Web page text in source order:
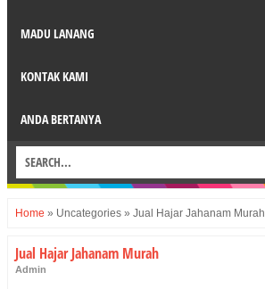
MADU LANANG
KONTAK KAMI
ANDA BERTANYA
Home » Uncategories » Jual Hajar Jahanam Murah
Jual Hajar Jahanam Murah
Admin